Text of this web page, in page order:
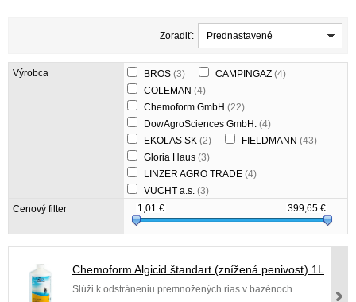
Zoradiť: Prednastavené
Výrobca BROS (3) CAMPINGAZ (4)
COLEMAN (4)
Chemoform GmbH (22)
DowAgroSciences GmbH. (4)
EKOLAS SK (2) FIELDMANN (43)
Gloria Haus (3)
LINZER AGRO TRADE (4)
VUCHT a.s. (3)
Cenový filter
1,01 € 399,65 €
Chemoform Algicid štandart (znížená penivosť) 1L
Slúži k odstráneniu premnožených rias v bazénoch.